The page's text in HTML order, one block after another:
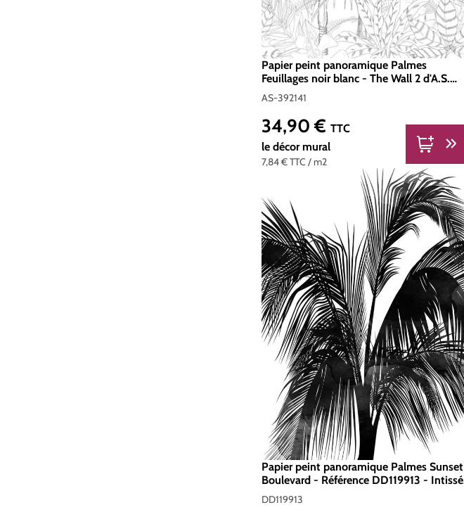
Papier peint panoramique Palmes
Feuillages noir blanc - The Wall 2 d'A.S.
Création | Réf. AS-392141
AS-392141
7,84 €TTC / m2
Prix régulier :
34,90 € TTC
le décor mural
Papier peint panoramique Palmes Sunset
Boulevard - Référence DD119913 - Intissé
200g/m2 - Standard 200 x 280
DD119913